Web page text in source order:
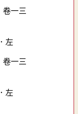
左
左